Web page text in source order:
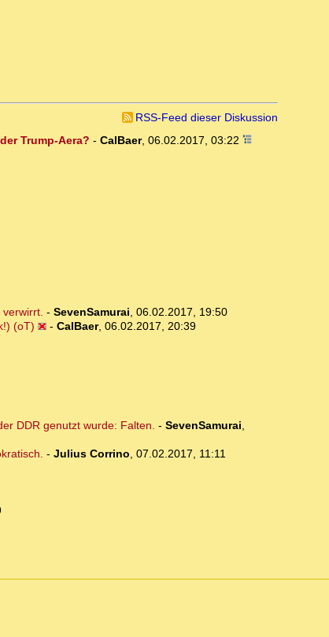
RSS-Feed dieser Diskussion
Trump-Aera? - CalBaer, 06.02.2017, 03:22
verwirrt. - SevenSamurai, 06.02.2017, 19:50
(oT)
- CalBaer, 06.02.2017, 20:39
DDR genutzt wurde: Falten. - SevenSamurai,
- Julius Corrino, 07.02.2017, 11:11